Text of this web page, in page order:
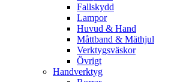
Fallskydd
Lampor
Huvud & Hand
Måttband & Mäthjul
Verktygsväskor
Övrigt
Handverktyg